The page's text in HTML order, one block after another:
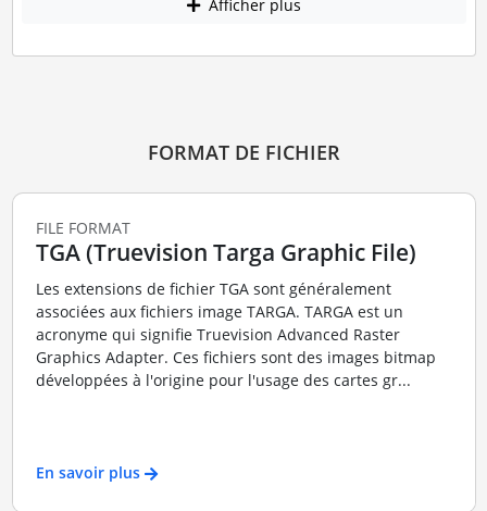
Afficher plus
FORMAT DE FICHIER
FILE FORMAT
TGA (Truevision Targa Graphic File)
Les extensions de fichier TGA sont généralement
associées aux fichiers image TARGA. TARGA est un
acronyme qui signifie Truevision Advanced Raster
Graphics Adapter. Ces fichiers sont des images bitmap
développées à l'origine pour l'usage des cartes gr...
En savoir plus